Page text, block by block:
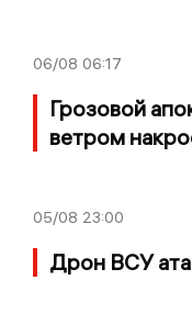
06/08 06:17
Грозовой
ветром
05/08 23:00
Дрон ВСУ